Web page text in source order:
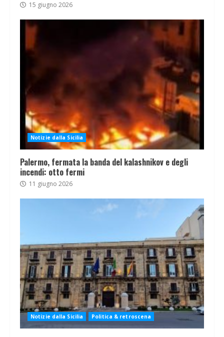
15 giugno 2026
Notizie dalla Sicilia
Palermo, fermata la banda del kalashnikov e degli
incendi: otto fermi
11 giugno 2026
Notizie dalla Sicilia Politica & retroscena